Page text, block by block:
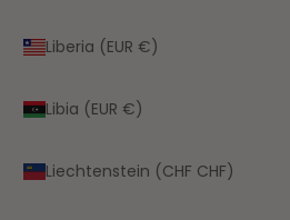
Liberia (EUR €)
Libia (EUR €)
Liechtenstein (CHF CHF)